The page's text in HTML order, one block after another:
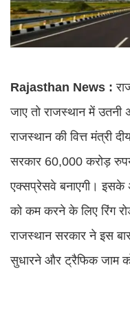
Rajasthan News :
जाए तो राजस्थान में
राजस्थान की वित्त मंत्री
सरकार 60,000 करोड़
एक्सप्रेसवे बनाएगी। इसके
को कम करने के लिए रिंग
राजस्थान सरकार ने इस
सुधारने और ट्रैफिक जाम